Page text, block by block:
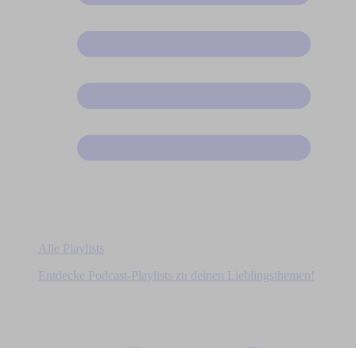
Alle Playlists
Entdecke Podcast-Playlists zu deinen Lieblingsthemen!